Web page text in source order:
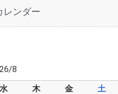
レンダー
8
水 木 金
土